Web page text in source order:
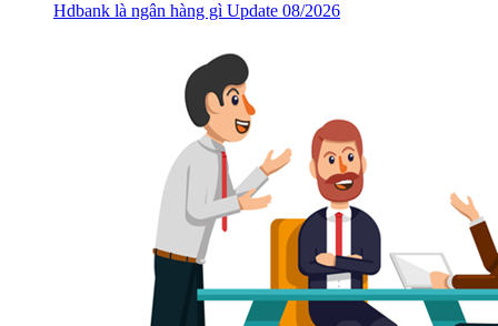
Hdbank là ngân hàng gì Update 08/2026